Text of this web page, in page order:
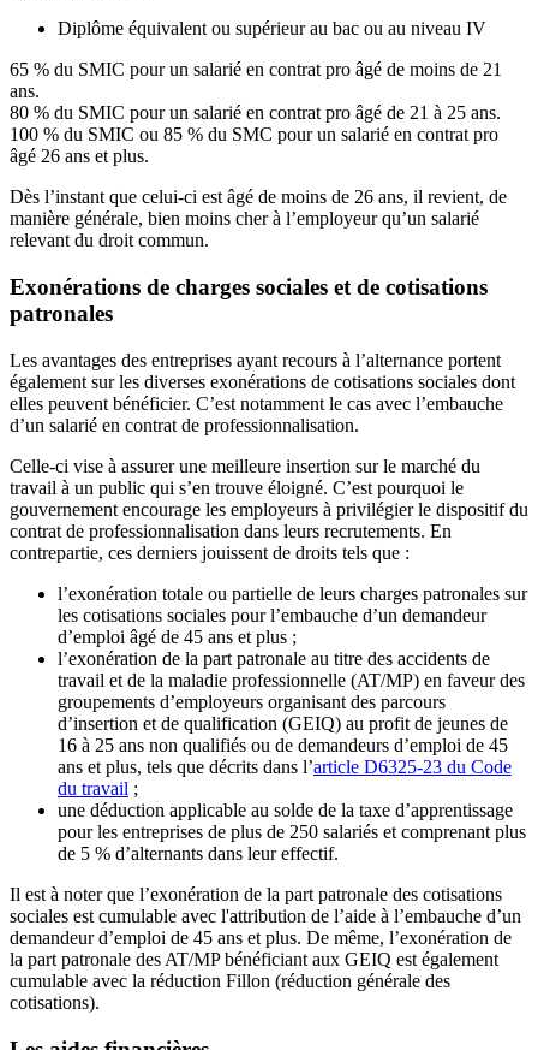
Diplôme équivalent ou supérieur au bac ou au niveau IV
65 % du SMIC pour un salarié en contrat pro âgé de moins de 21
ans.
80 % du SMIC pour un salarié en contrat pro âgé de 21 à 25 ans.
100 % du SMIC ou 85 % du SMC pour un salarié en contrat pro
âgé 26 ans et plus.
Dès l’instant que celui-ci est âgé de moins de 26 ans, il revient, de
manière générale, bien moins cher à l’employeur qu’un salarié
relevant du droit commun.
Exonérations de charges sociales et de cotisations
patronales
Les avantages des entreprises ayant recours à l’alternance portent
également sur les diverses exonérations de cotisations sociales dont
elles peuvent bénéficier. C’est notamment le cas avec l’embauche
d’un salarié en contrat de professionnalisation.
Celle-ci vise à assurer une meilleure insertion sur le marché du
travail à un public qui s’en trouve éloigné. C’est pourquoi le
gouvernement encourage les employeurs à privilégier le dispositif du
contrat de professionnalisation dans leurs recrutements. En
contrepartie, ces derniers jouissent de droits tels que :
l’exonération totale ou partielle de leurs charges patronales sur
les cotisations sociales pour l’embauche d’un demandeur
d’emploi âgé de 45 ans et plus ;
l’exonération de la part patronale au titre des accidents de
travail et de la maladie professionnelle (AT/MP) en faveur des
groupements d’employeurs organisant des parcours
d’insertion et de qualification (GEIQ) au profit de jeunes de
16 à 25 ans non qualifiés ou de demandeurs d’emploi de 45
ans et plus, tels que décrits dans l’article D6325-23 du Code
du travail ;
une déduction applicable au solde de la taxe d’apprentissage
pour les entreprises de plus de 250 salariés et comprenant plus
de 5 % d’alternants dans leur effectif.
Il est à noter que l’exonération de la part patronale des cotisations
sociales est cumulable avec l'attribution de l’aide à l’embauche d’un
demandeur d’emploi de 45 ans et plus. De même, l’exonération de
la part patronale des AT/MP bénéficiant aux GEIQ est également
cumulable avec la réduction Fillon (réduction générale des
cotisations).